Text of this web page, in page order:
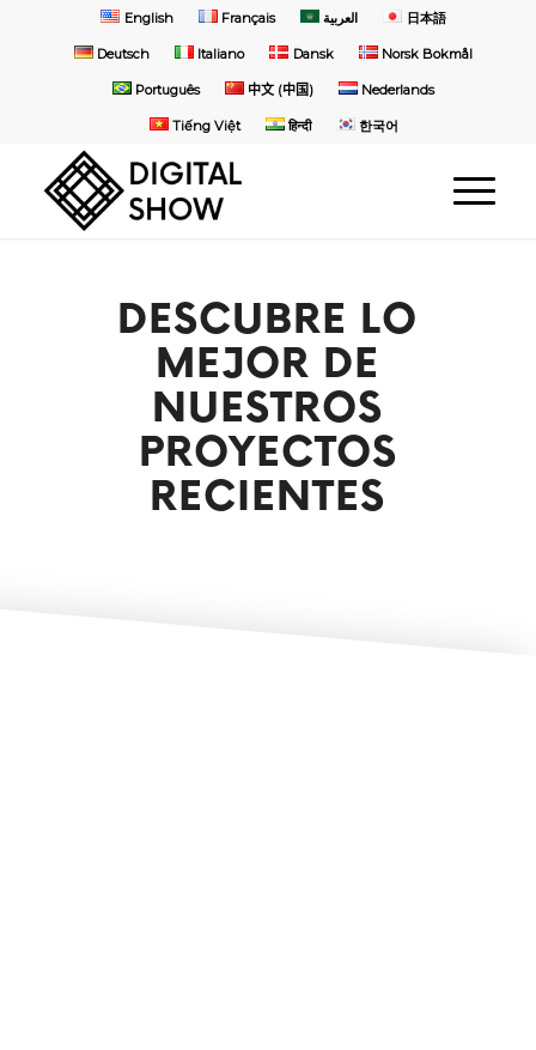
English Français العربية 日本語
Deutsch Italiano Dansk Norsk Bokmål
Português 中文 (中国) Nederlands
Tiếng Việt हिन्दी 한국어
DESCUBRE LO
MEJOR DE
NUESTROS
PROYECTOS
RECIENTES